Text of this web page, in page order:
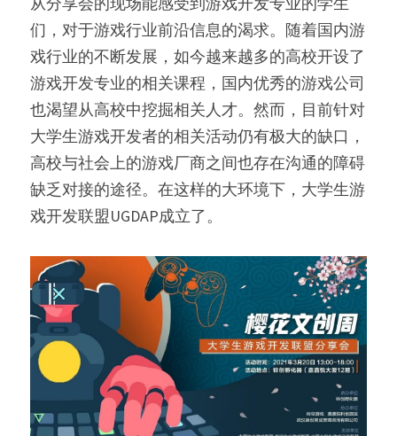
们，对于游戏行业前沿信息的渴求。随着国内游
戏行业的不断发展，如今越来越多的高校开设了
游戏开发专业的相关课程，国内优秀的游戏公司
也渴望从高校中挖掘相关人才。然而，目前针对
大学生游戏开发者的相关活动仍有极大的缺口，
高校与社会上的游戏厂商之间也存在沟通的障碍
缺乏对接的途径。在这样的大环境下，大学生游
戏开发联盟UGDAP成立了。